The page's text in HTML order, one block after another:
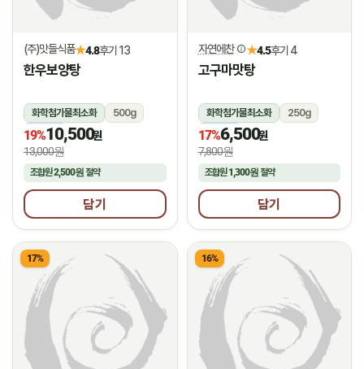
(주)맛들식품★4.8후기 13
한우보양탕
화학첨가물최소화
500g
냉동
19%10,500원
13,000원
조합원2,500원 절약
담기
자연에찬 ★4.5후기 4
고구마맛탕
화학첨가물최소화
250g
냉동
17%6,500원
7,800원
조합원1,300원절약
담기
17% 16%